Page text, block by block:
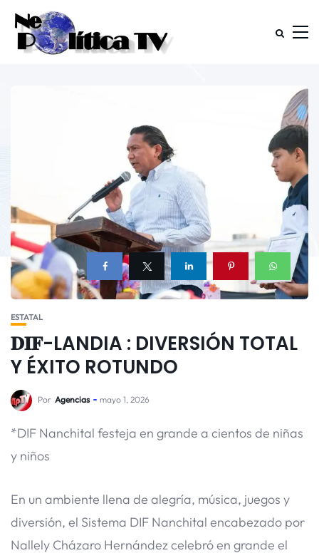
ESTATAL
𝐃𝐈𝐅-LANDIA : DIVERSIÓN TOTAL
Y ÉXITO ROTUNDO
Por Agencias mayo 1, 2026
*DIF Nanchital festeja en grande a cientos de niñas
y niños
En un ambiente llena de alegría, música, juegos y
diversión, el Sistema DIF Nanchital encabezado por
Nallely Cházaro Hernández celebró en grande el